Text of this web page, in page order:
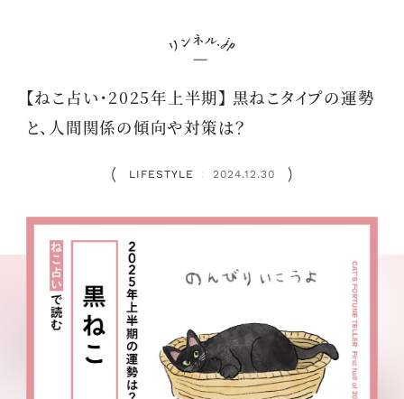
【ねこ占い・2025年上半期】 黒ねこタイプの運勢
と、人間関係の傾向や対策は？
LIFESTYLE ： 2024.12.30